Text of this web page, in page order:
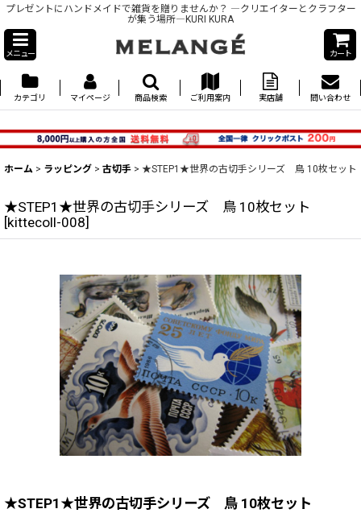
プレゼントにハンドメイドで雑貨を贈りませんか？ ―クリエイターとクラフター
が集う場所―KURI KURA
メニュー カート
カテゴリ マイページ 商品検索 ご利用案内 実店舗 問い合わせ
ホーム > ラッピング > 古切手 > ★STEP1★世界の古切手シリーズ 鳥 10枚セット
★STEP1★世界の古切手シリーズ 鳥 10枚セット
[kittecoll-008]
★STEP1★世界の古切手シリーズ 鳥 10枚セット